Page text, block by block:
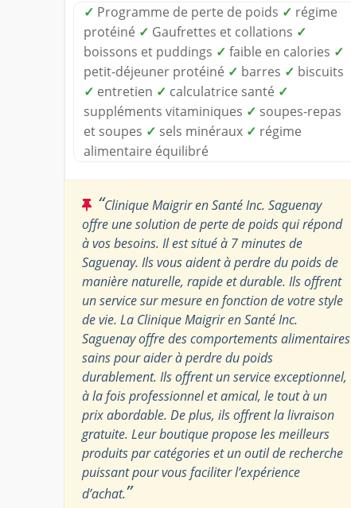
✓ Programme de perte de poids ✓ régime
protéiné ✓ Gaufrettes et collations ✓
boissons et puddings ✓ faible en calories ✓
petit-déjeuner protéiné ✓ barres ✓ biscuits
✓ entretien ✓ calculatrice santé ✓
suppléments vitaminiques ✓ soupes-repas
et soupes ✓ sels minéraux ✓ régime
alimentaire équilibré
“Clinique Maigrir en Santé Inc. Saguenay
offre une solution de perte de poids qui répond
à vos besoins. Il est situé à 7 minutes de
Saguenay. Ils vous aident à perdre du poids de
manière naturelle, rapide et durable. Ils offrent
un service sur mesure en fonction de votre style
de vie. La Clinique Maigrir en Santé Inc.
Saguenay offre des comportements alimentaires
sains pour aider à perdre du poids
durablement. Ils offrent un service exceptionnel,
à la fois professionnel et amical, le tout à un
prix abordable. De plus, ils offrent la livraison
gratuite. Leur boutique propose les meilleurs
produits par catégories et un outil de recherche
puissant pour vous faciliter l’expérience
d’achat.”